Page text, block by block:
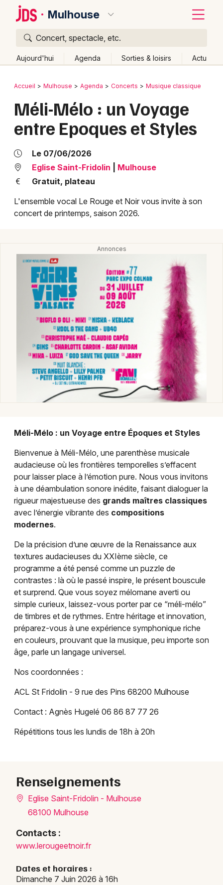
Mulhouse
Concert, spectacle, etc.
Aujourd'hui Agenda Sorties & loisirs Actu
Publier un événement
Grands événements
Activité & Expérience
Foires & salons
Concerts
Sports
Soirées
Sorties famille
Sorties & loisirs
Musique classique en Alsace
Musique classique dans le Grand Est
Jeux concours
Newsletter des sorties
Artistes en tournée
Actus à Mulhouse
Magazine à Mulhouse
Actus tourisme & loisirs
68 - Haut-Rhin
Mon email
Je m'abonne
Bordeaux
Colmar
Lyon
Marseille
Mulhouse
Nice
Paris
Strasbourg
Toutes les villes
Retour
Accueil Mulhouse Agenda Concerts Musique classique
Méli-Mélo : un Voyage
entre Epoques et Styles
Le 07/06/2026
Eglise Saint-Fridolin
Mulhouse
Gratuit, plateau
L'ensemble vocal Le Rouge et Noir vous invite à son
concert de printemps, saison 2026.
Méli-Mélo : un Voyage entre Époques et Styles
Bienvenue à Méli-Mélo, une parenthèse musicale
audacieuse où les frontières temporelles s’effacent
pour laisser place à l’émotion pure. Nous vous invitons
à une déambulation sonore inédite, faisant dialoguer la
rigueur majestueuse des grands maîtres classiques
avec l’énergie vibrante des compositions
modernes.
De la précision d’une œuvre de la Renaissance aux
textures audacieuses du XXIème siècle, ce
programme a été pensé comme un puzzle de
contrastes : là où le passé inspire, le présent bouscule
et surprend. Que vous soyez mélomane averti ou
simple curieux, laissez-vous porter par ce “méli-mélo”
de timbres et de rythmes. Entre héritage et innovation,
préparez-vous à une expérience symphonique riche
en couleurs, prouvant que la musique, peu importe son
âge, parle un langage universel.
Nos coordonnées :
ACL St Fridolin - 9 rue des Pins 68200 Mulhouse
Contact : Agnès Hugelé 06 86 87 77 26
Répétitions tous les lundis de 18h à 20h
Renseignements
Eglise Saint-Fridolin - Mulhouse
68100 Mulhouse
Contacts :
www.lerougeetnoir.fr
Dates et horaires :
Dimanche 7 Juin 2026 à 16h
Quoi ?
Où ?
Partout
Près de moi Changer de lieu
Quand ?
Effacer les dates
Aujourd'hui
Demain